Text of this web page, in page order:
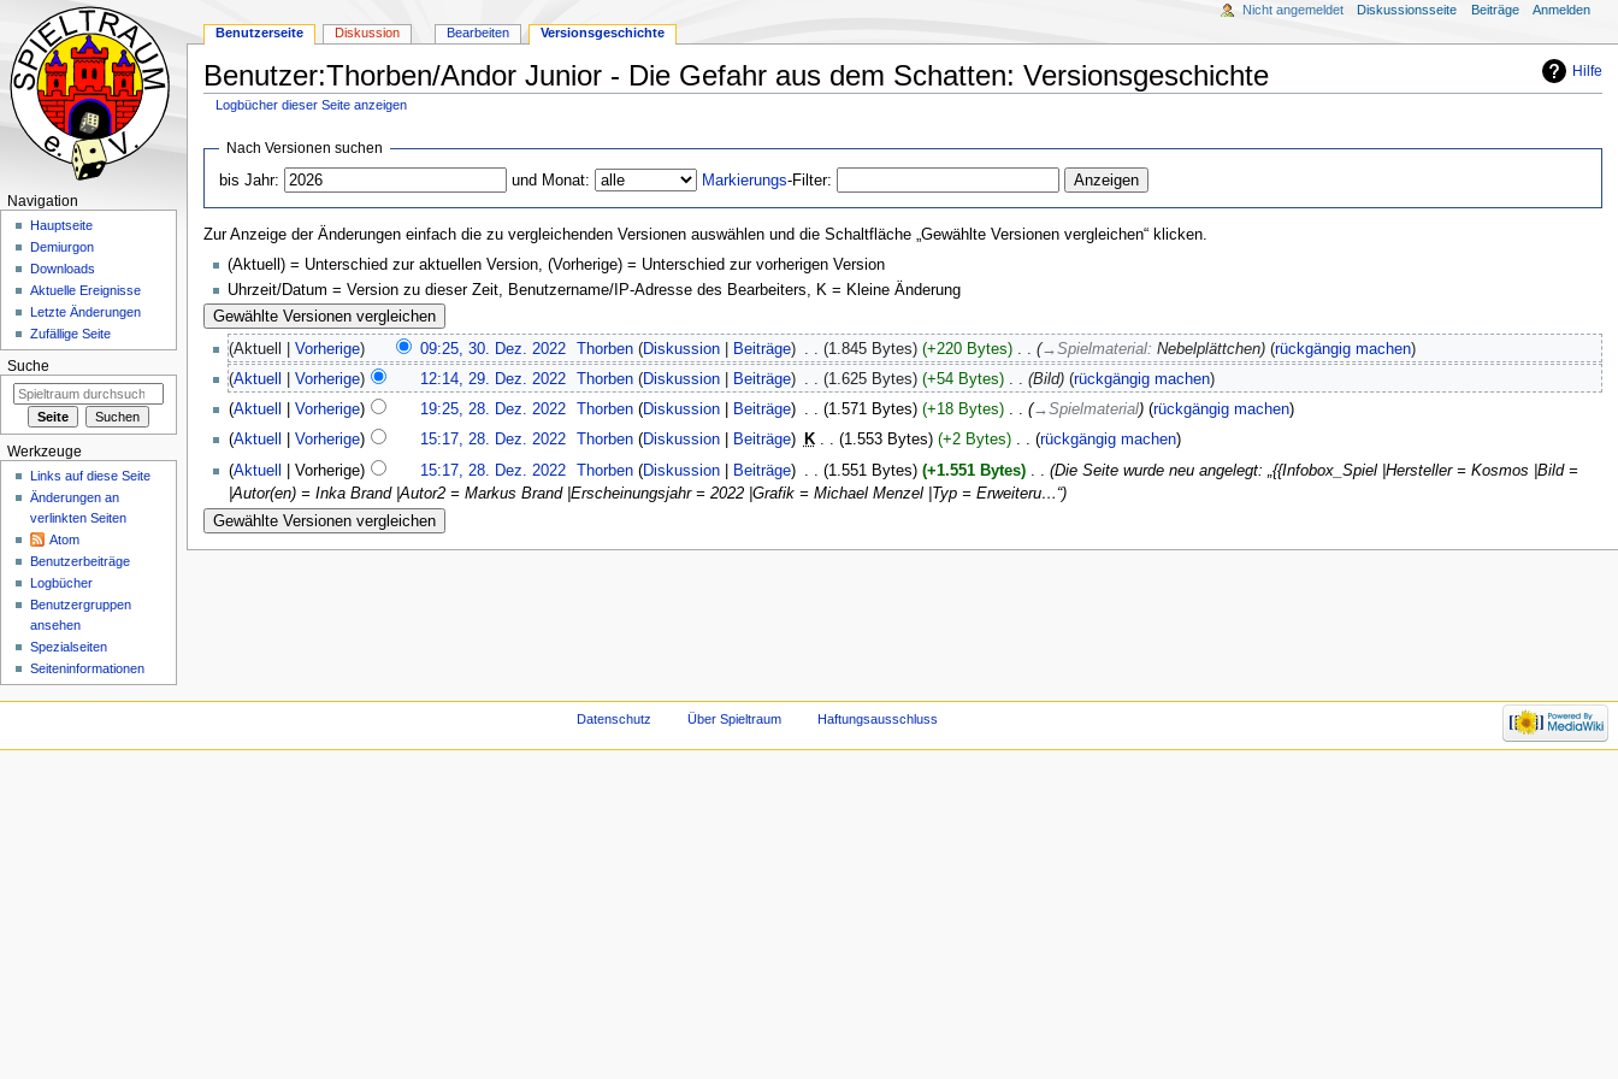
Hilfe
Benutzer:Thorben/Andor Junior - Die Gefahr aus dem Schatten: Versionsgeschichte
Logbücher dieser Seite anzeigen
springen
springen
Nach Versionen suchen
bis Jahr:
und Monat: Markierungs-Filter:
Zur Anzeige der Änderungen einfach die zu vergleichenden Versionen auswählen und die Schaltfläche „Gewählte Versionen vergleichen“ klicken.
(Aktuell) = Unterschied zur aktuellen Version, (Vorherige) = Unterschied zur vorherigen Version
Uhrzeit/Datum = Version zu dieser Zeit, Benutzername/IP-Adresse des Bearbeiters, K = Kleine Änderung
Aktuell Vorherige 09:25, 30. Dez. 2022‎ Thorben Diskussion Beiträge 1.845 Bytes +220 Bytes ‎ →‎Spielmaterial: Nebelplättchen
rückgängig machen
Aktuell
Vorherige 12:14, 29. Dez. 2022‎ Thorben Diskussion Beiträge 1.625 Bytes +54 Bytes ‎ Bild
rückgängig machen
Aktuell
Vorherige 19:25, 28. Dez. 2022‎ Thorben Diskussion Beiträge 1.571 Bytes +18 Bytes ‎ →‎Spielmaterial
rückgängig machen
Aktuell
Vorherige 15:17, 28. Dez. 2022‎ Thorben Diskussion Beiträge K 1.553 Bytes +2 Bytes ‎
rückgängig machen
Aktuell
Vorherige 15:17, 28. Dez. 2022‎ Thorben Diskussion Beiträge 1.551 Bytes +1.551 Bytes ‎
Die Seite wurde neu angelegt: „{{Infobox_Spiel |Hersteller = Kosmos |Bild =
|Autor(en) = Inka Brand |Autor2 = Markus Brand |Erscheinungsjahr = 2022 |Grafik = Michael Menzel |Typ = Erweiteru…“
Benutzerseite Diskussion Bearbeiten Versionsgeschichte
Nicht angemeldet Diskussionsseite Beiträge Anmelden
Navigation
Hauptseite
Demiurgon
Downloads
Aktuelle Ereignisse
Letzte Änderungen
Zufällige Seite
Suche
Werkzeuge
Links auf diese Seite
Änderungen an
verlinkten Seiten
Atom
Benutzerbeiträge
Logbücher
Benutzergruppen
ansehen
Spezialseiten
Seiten­informationen
Datenschutz Über Spieltraum Haftungsausschluss